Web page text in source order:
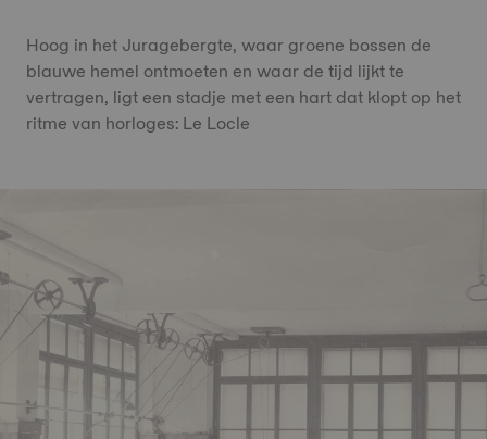
Hoog in het Juragebergte, waar groene bossen de
blauwe hemel ontmoeten en waar de tijd lijkt te
vertragen, ligt een stadje met een hart dat klopt op het
ritme van horloges: Le Locle